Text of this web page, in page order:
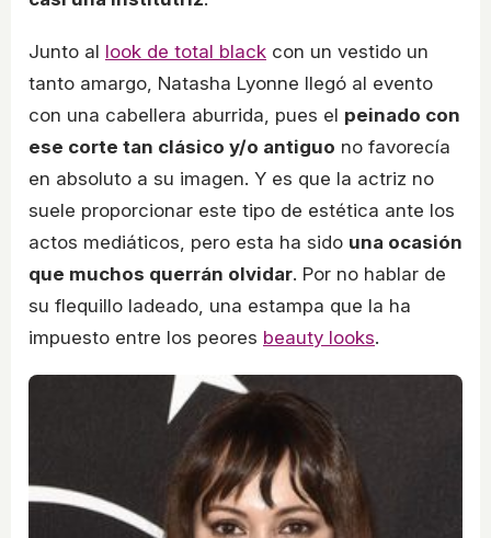
Junto al look de total black con un vestido un
tanto amargo, Natasha Lyonne llegó al evento
con una cabellera aburrida, pues el peinado con
ese corte tan clásico y/o antiguo no favorecía
en absoluto a su imagen. Y es que la actriz no
suele proporcionar este tipo de estética ante los
actos mediáticos, pero esta ha sido una ocasión
que muchos querrán olvidar. Por no hablar de
su flequillo ladeado, una estampa que la ha
impuesto entre los peores beauty looks.